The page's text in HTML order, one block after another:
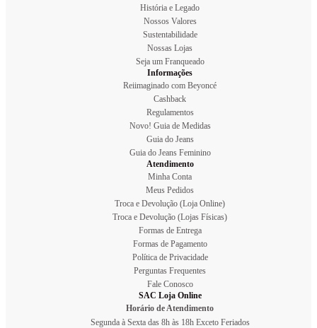
História e Legado
Nossos Valores
Sustentabilidade
Nossas Lojas
Seja um Franqueado
Informações
Reiimaginado com Beyoncé
Cashback
Regulamentos
Novo! Guia de Medidas
Guia do Jeans
Guia do Jeans Feminino
Atendimento
Minha Conta
Meus Pedidos
Troca e Devolução (Loja Online)
Troca e Devolução (Lojas Físicas)
Formas de Entrega
Formas de Pagamento
Política de Privacidade
Perguntas Frequentes
Fale Conosco
SAC Loja Online
Horário de Atendimento
Segunda à Sexta das 8h às 18h Exceto Feriados